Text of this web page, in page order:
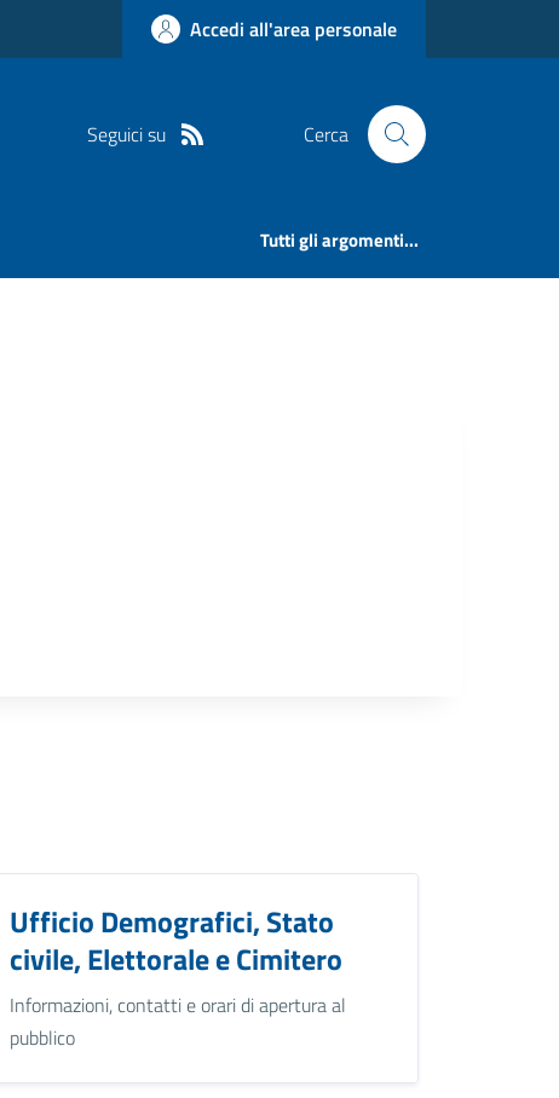
Accedi all'area personale
Seguici su Cerca
Tutti gli argomenti...
Ufficio Demografici, Stato
civile, Elettorale e Cimitero
Informazioni, contatti e orari di apertura al
pubblico